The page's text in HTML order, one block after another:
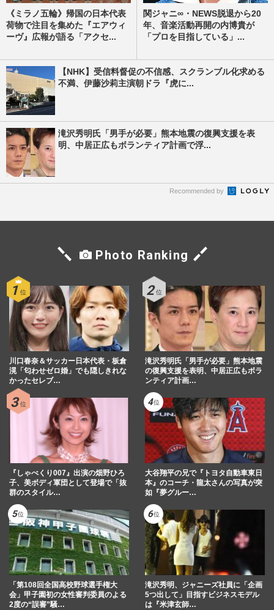
《ミラノ五輪》帰国の日本代表
荷物で注目を集めた『エアウィ
ーヴ』広報が語る「アクセ...
関ジャニ∞・NEWS脱退から20
年、音楽活動再開の内博貴が
「プロを目指している」...
【NHK】受信料督促の不信感、スクランブル化求める
不満、伊藤沙莉主演朝ドラ『虎に...
滝沢秀明氏「男手が必要」熊本地震の復興支援を表
明、中居正広もボランティア計画で浮...
Recommended by
Photo Ranking
川口春奈＆サッカー日本代表・板倉
滉「匂わせゼロ婚」でも隠しきれな
かったセレブ…
滝沢秀明氏「男手が必要」熊本地震
の復興支援を表明、中居正広もボラ
ンティア計画…
『しゃべくり007』出演の畑野ひろ
子、美ボディ軍団として登場で「抜
群のスタイル…
大谷翔平の兄で『トヨタ自動車東日
本』のコーチ・龍太さんの写真が突
如『夢グルー…
「第108回全国高校野球選手権大
会」甲子園初の女性審判委員のよる
2度の“誤審”騒…
滝沢秀明、ジャニーズ社員に「企画
5つ出して」目指すビジネスモデル
は『米津玄師…